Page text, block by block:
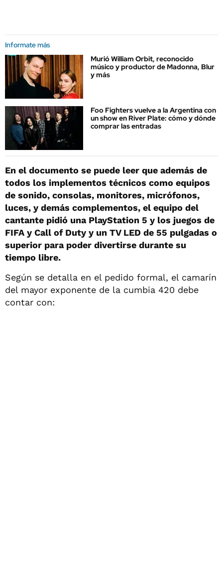
Informate más
Murió William Orbit, reconocido
músico y productor de Madonna, Blur
y más
Foo Fighters vuelve a la Argentina con
un show en River Plate: cómo y dónde
comprar las entradas
En el documento se puede leer que además de
todos los implementos técnicos como equipos
de sonido, consolas, monitores, micrófonos,
luces, y demás complementos, el equipo del
cantante pidió una PlayStation 5 y los juegos de
FIFA y Call of Duty y un TV LED de 55 pulgadas o
superior para poder divertirse durante su
tiempo libre.
Según se detalla en el pedido formal, el camarín
del mayor exponente de la cumbia 420 debe
contar con: